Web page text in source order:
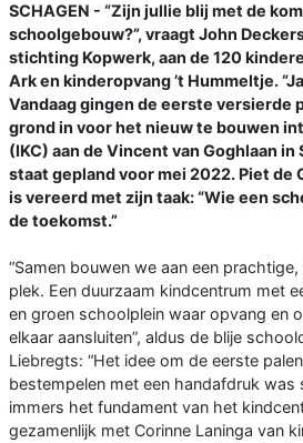
SCHAGEN - “Zijn jullie blij met de
schoolgebouw?”, vraagt John
stichting Kopwerk, aan de 120
Ark en kinderopvang ’t Hummeltje.
Vandaag gingen de eerste versierde
grond in voor het nieuw te bouwen
(IKC) aan de Vincent van Goghlaan
staat gepland voor mei 2022. Piet de
is vereerd met zijn taak: “Wie een
de toekomst.”
“Samen bouwen we aan een
plek. Een duurzaam kindcentrum met
en groen schoolplein waar opvang en
elkaar aansluiten”, aldus de blije
Liebregts: “Het idee om de eerste
bestempelen met een handafdruk was
immers het fundament van het
gezamenlijk met Corinne Laninga van